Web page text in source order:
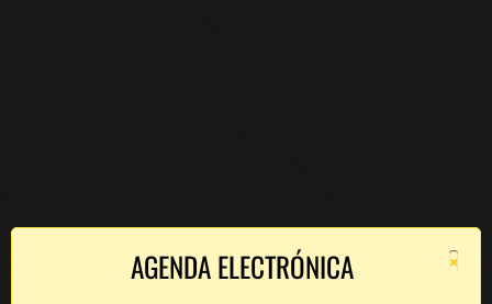
×
AGENDA ELECTRÓNICA